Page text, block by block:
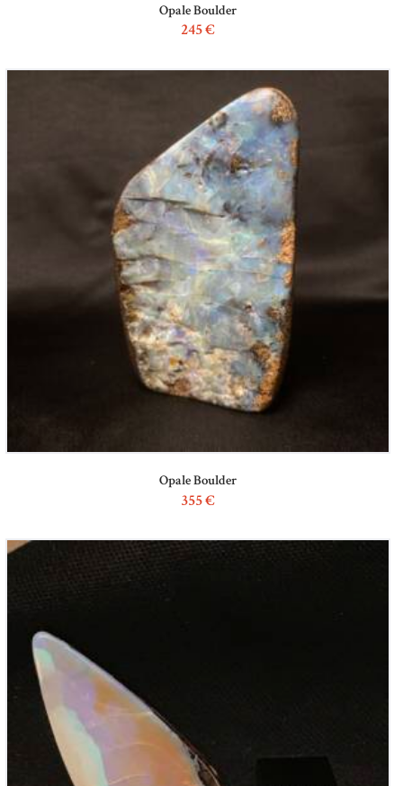
Opale Boulder
245€
Opale Boulder
355€